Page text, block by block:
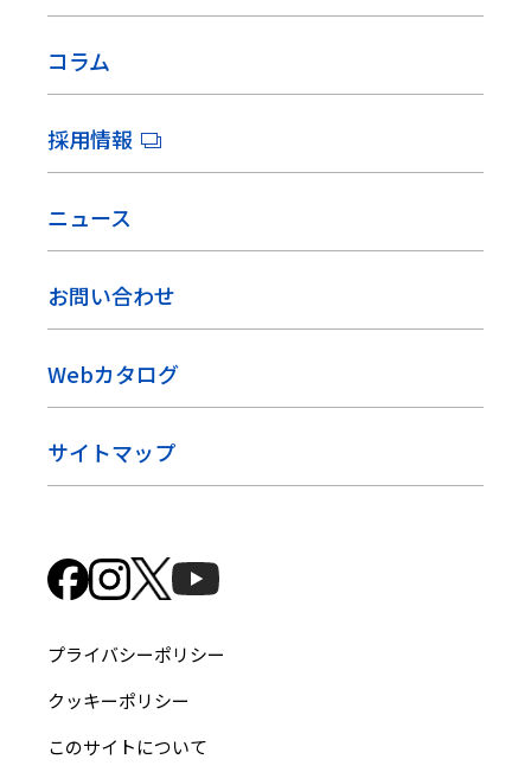
コラム
採用情報
ニュース
お問い合わせ
Webカタログ
サイトマップ
プライバシーポリシー
クッキーポリシー
このサイトについて